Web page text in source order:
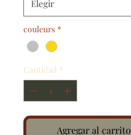
couleurs *
Cantidad *
Agregar al carrito